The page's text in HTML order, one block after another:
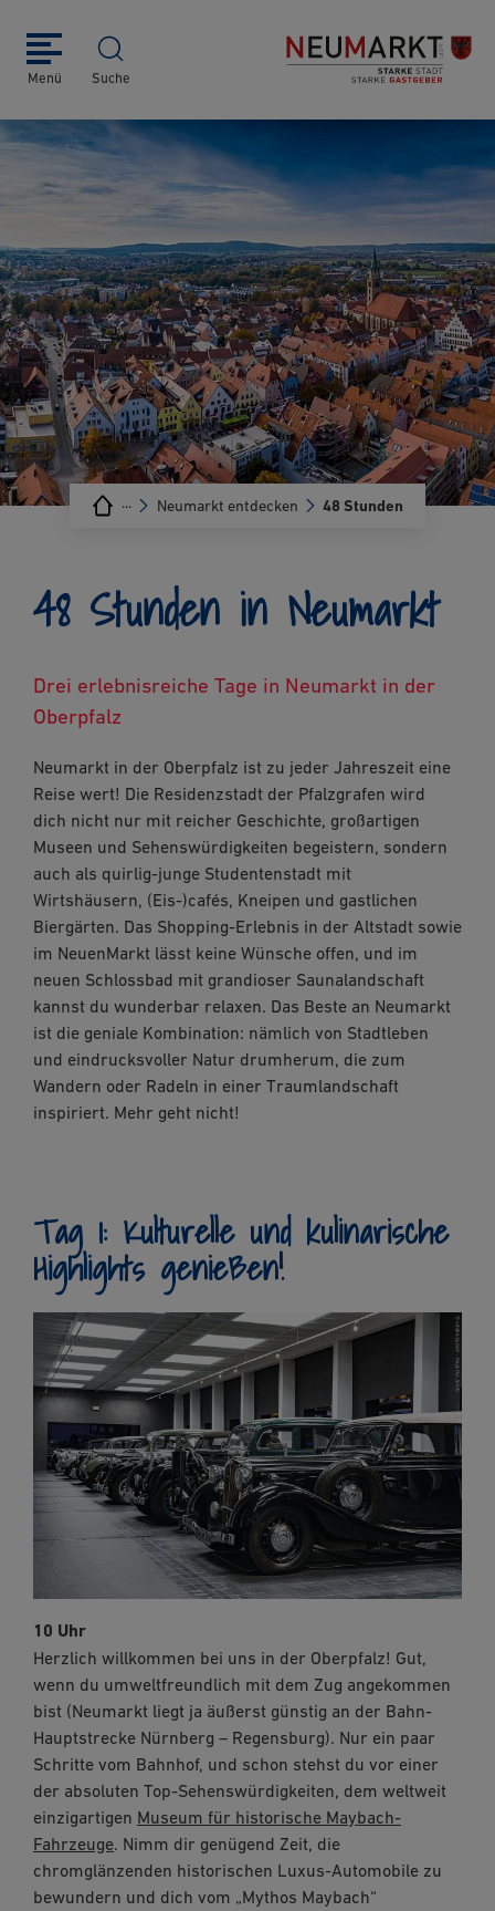
Menü Suche
48 Stunden
Neumarkt entdecken
···
48 Stunden in Neumarkt
Drei erlebnisreiche Tage in Neumarkt in der
Oberpfalz
Neumarkt in der Oberpfalz ist zu jeder Jahreszeit eine
Reise wert! Die Residenzstadt der Pfalzgrafen wird
dich nicht nur mit reicher Geschichte, großartigen
Museen und Sehenswürdigkeiten begeistern, sondern
auch als quirlig-junge Studentenstadt mit
Wirtshäusern, (Eis-)cafés, Kneipen und gastlichen
Biergärten. Das Shopping-Erlebnis in der Altstadt sowie
im NeuenMarkt lässt keine Wünsche offen, und im
neuen Schlossbad mit grandioser Saunalandschaft
kannst du wunderbar relaxen. Das Beste an Neumarkt
ist die geniale Kombination: nämlich von Stadtleben
und eindrucksvoller Natur drumherum, die zum
Wandern oder Radeln in einer Traumlandschaft
inspiriert. Mehr geht nicht!
Tag 1: Kulturelle und kulinarische
Highlights genießen!
10 Uhr
Herzlich willkommen bei uns in der Oberpfalz! Gut,
wenn du umweltfreundlich mit dem Zug angekommen
bist (Neumarkt liegt ja äußerst günstig an der Bahn-
Hauptstrecke Nürnberg – Regensburg). Nur ein paar
Schritte vom Bahnhof, und schon stehst du vor einer
der absoluten Top-Sehenswürdigkeiten, dem weltweit
einzigartigen Museum für historische Maybach-
Fahrzeuge. Nimm dir genügend Zeit, die
chromglänzenden historischen Luxus-Automobile zu
bewundern und dich vom „Mythos Maybach“